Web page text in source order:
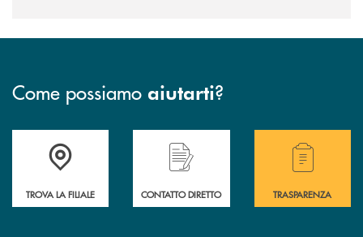
Come possiamo aiutarti?
Accedi all'elenco completo delle filiali di Bcc Sarsina.
TROVA LA FILIALE
Hai bisogno di assistenza immediata ?
CONTATTO DIRETTO
Hai bisogno di
TRASPARENZA